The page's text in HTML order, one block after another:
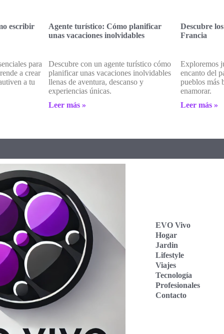
escribir
para
a crear
a tu
Agente turístico: Cómo planificar
unas vacaciones inolvidables
Descubre con un agente turístico cómo
planificar unas vacaciones inolvidables
llenas de aventura, descanso y
experiencias únicas.
Leer más »
Descubre
Francia
Exploremos
encanto del
pueblos más
enamorar.
Leer más »
EVO Vivo
Hogar
Jardin
Lifestyle
Viajes
Tecnología
Profesionales
Contacto